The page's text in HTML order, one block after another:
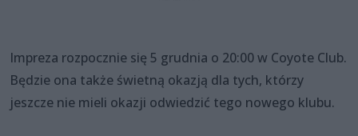
Impreza rozpocznie się 5 grudnia o 20:00 w Coyote Club.
Będzie ona także świetną okazją dla tych, którzy
jeszcze nie mieli okazji odwiedzić tego nowego klubu.